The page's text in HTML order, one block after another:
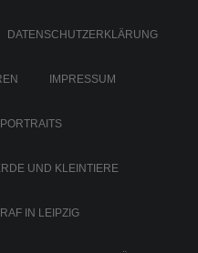
DATENSCHUTZERKLÄRUNG
IMPRESSUM
UND KLEINTIERE
IN LEIPZIG